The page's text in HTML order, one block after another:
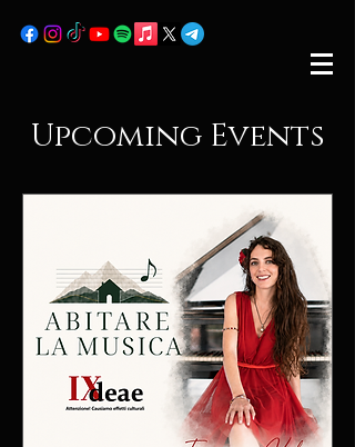
Upcoming Events